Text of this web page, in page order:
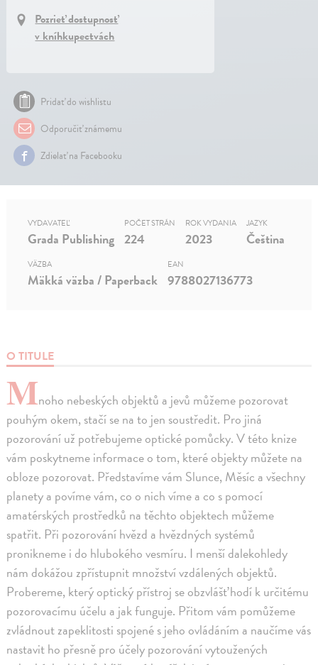
Pozrieť dostupnosť
v kníhkupectvách
Pridať do wishlistu
Odporučiť známemu
Zdielať na Facebooku
O TITULE
Mnoho nebeských objektů a jevů můžeme pozorovat
pouhým okem, stačí se na to jen soustředit. Pro jiná
pozorování už potřebujeme optické pomůcky. V této knize
vám poskytneme informace o tom, které objekty můžete na
obloze pozorovat. Představíme vám Slunce, Měsíc a všechny
planety a povíme vám, co o nich víme a co s pomocí
amatérských prostředků na těchto objektech můžeme
spatřit. Při pozorování hvězd a hvězdných systémů
pronikneme i do hlubokého vesmíru. I menší dalekohledy
nám dokážou zpřístupnit množství vzdálených objektů.
Probereme, který optický přístroj se obzvlášť hodí k určitému
pozorovacímu účelu a jak funguje. Přitom vám pomůžeme
zvládnout zapeklitosti spojené s jeho ovládáním a naučíme vás
nastavit ho přesně pro účely pozorování vytoužených
VYDAVATEĽ
Grada Publishing
POČET STRÁN
224
ROK VYDANIA
2023
JAZYK
Čeština
VÄZBA
Mäkká väzba / Paperback
EAN
9788027136773